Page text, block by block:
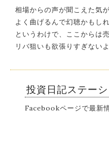
相場からの声が聞こえた気
よく曲げるんで幻聴かもし
というわけで、ここからは
リバ狙いも欲張りすぎない
投資日記ステー
Facebookページで最新